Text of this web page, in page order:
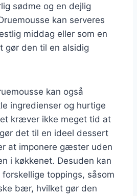
sødme og en dejlig
kan serveres
middag eller som en
gør den til en alsidig
kan også
ingredienser og hurtige
kræver ikke meget tid at
det til en ideel dessert
at imponere gæster uden
i køkkenet. Desuden kan
toppings, såsom
bær, hvilket gør den